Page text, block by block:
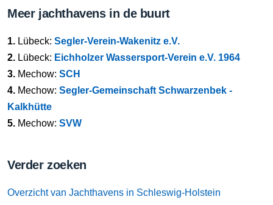
Meer jachthavens in de buurt
1. Lübeck: Segler-Verein-Wakenitz e.V.
2. Lübeck: Eichholzer Wassersport-Verein e.V. 1964
3. Mechow: SCH
4. Mechow: Segler-Gemeinschaft Schwarzenbek -
Kalkhütte
5. Mechow: SVW
Verder zoeken
Overzicht van Jachthavens in Schleswig-Holstein